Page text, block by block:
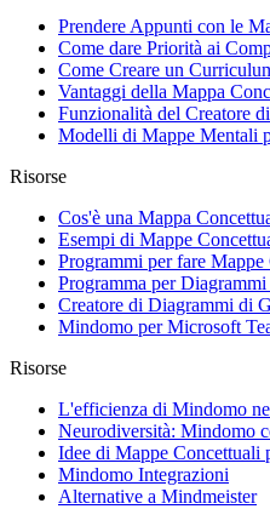
Prendere Appunti con le
Come dare Priorità ai
Come Creare un
Vantaggi della Mappa
Funzionalità del Creatore
Modelli di Mappe Mentali
Risorse
Cos'è una Mappa
Esempi di Mappe
Programmi per fare Mappe
Programma per
Creatore di Diagrammi di
Mindomo per Microsoft
Risorse
L'efficienza di Mindomo
Neurodiversità: Mindomo
Idee di Mappe Concettuali
Mindomo Integrazioni
Alternative a Mindmeister